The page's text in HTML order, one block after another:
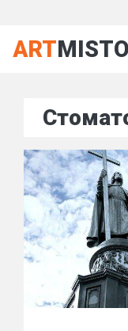
ARTMISTO